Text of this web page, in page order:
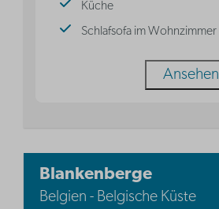
Küche
Schlafsofa im Wohnzimmer
Ansehen
Blankenberge
Belgien - Belgische Küste